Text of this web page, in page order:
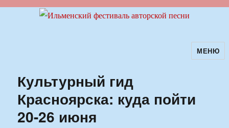
Ильменский фестиваль авторскойМЕНЮ
Культурный гид
Красноярска: куда пойти
20-26 июня